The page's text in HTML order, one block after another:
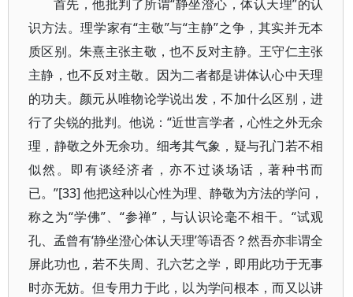
首先，他批判了所谓“静坐澄心，体认天理”的认
识方法。理学家有“主敬”与“主静”之争，其实并无本
质区别。朱熹主张主敬，也不反对主静。王守仁主张
主静，也不反对主敬。因为二者都是讲体认心中天理
的功夫。颜元从唯物论学说出发，不加什么区别，进
行了尖锐的批判。他说：“近世言学者，心性之外无余
理，静敬之外无余功。细考其气象，疑与孔门若不相
似然。即有谈经济者，亦不过谈场话，著种书而
已。”[33] 他把这种以心性为理、静敬为方法的学问，
称之为“学佛”、“参禅”，与认识论毫不相干。“试观
孔、孟曾有‘静坐澄心体认天理’等语否？然吾亦非谓全
屏此功也，若不失周、孔六艺之学，即用此功于无事
时亦无妨。但专用力于此，以为学问根本，而又以讲